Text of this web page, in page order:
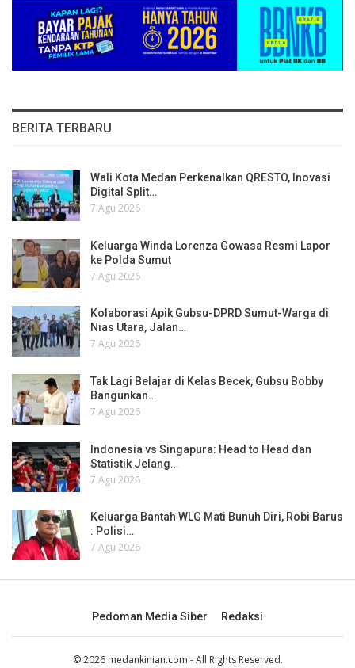
BERITA TERBARU
Wali Kota Medan Perkenalkan QRESTO, Inovasi
Digital Split…
7 Agu 2026
Keluarga Winda Lorenza Gowasa Resmi Lapor
ke Polda Sumut
7 Agu 2026
Kolaborasi Apik Gubsu-DPRD Sumut-Warga di
Nias Utara, Jalan…
7 Agu 2026
Tak Lagi Belajar di Kelas Becek, Gubsu Bobby
Bangunkan…
7 Agu 2026
Indonesia vs Singapura: Head to Head dan
Statistik Jelang…
7 Agu 2026
Keluarga Bantah WLG Mati Bunuh Diri, Robi Barus
: Polisi…
7 Agu 2026
Pedoman Media Siber Redaksi
© 2026 medankinian.com - All Rights Reserved.